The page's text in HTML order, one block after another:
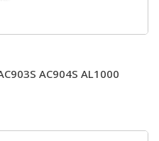
AC904S AL1000